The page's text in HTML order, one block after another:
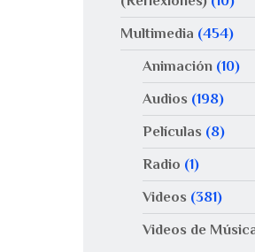
Multimedia (454)
Animación(10)
Audios (198)
Películas (8)
Radio (1)
Videos (381)
Videos de